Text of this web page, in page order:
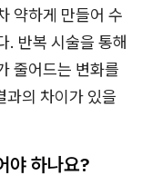
약하게 만들어 수
. 반복 시술을 통해
줄어드는 변화를
과의 차이가 있을
야 하나요?